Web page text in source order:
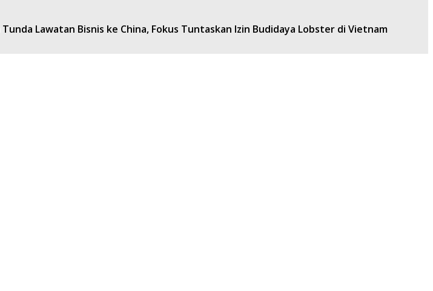
Lawatan Bisnis ke China, Fokus Tuntaskan Izin Budidaya Lobster di Vietnam